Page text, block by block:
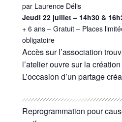
par Laurence Délis
Jeudi 22 juillet – 14h30 &
+ 6 ans – Gratuit – Places
obligatoire
Accès sur l’association
l’atelier ouvre sur la
L’occasion d’un partage
Reprogrammation pour